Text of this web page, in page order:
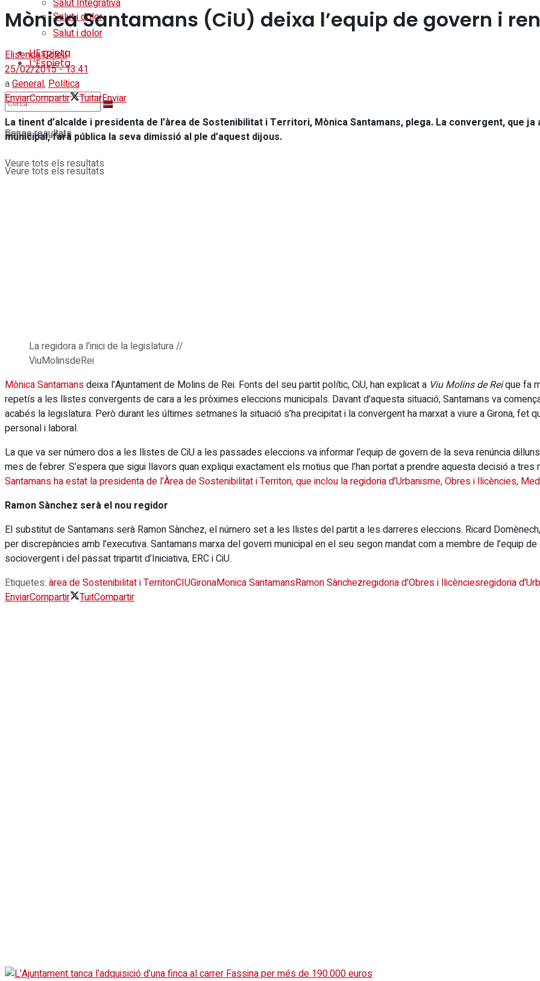
Salut i dolor
L’Espieta
Sense resultats
Veure tots els resultats
Salut Integrativa
Salut i dolor
L’Espieta
Sense resultats
Veure tots els resultats
Mònica Santamans (CiU) deixa l’equip de govern i
Elisenda Colell
25/02/2015 - 13:41
aGeneral,Política
EnviarCompartir TuitarEnviar
La tinent d’alcalde i presidenta de l’àrea de Sostenibilitat i Territori, Mònica Santamans, plega. La convergent, que
municipal, farà pública la seva dimissió al ple d’aquest dijous.
La regidora a l’inici de la legislatura //
ViuMolinsdeRei
Mònica Santamansdeixa l’Ajuntament de Molins de Rei. Fonts del seu partit polític, CiU, han explicat a Viu Molins de Reique fa
repetís a les llistes convergents de cara a les pròximes eleccions municipals. Davant d’aquesta situació, Santamans va
acabés la legislatura. Però durant les últimes setmanes la situació s’ha precipitat i la convergent ha marxat a viure a Girona, fet
personal i laboral.
La que va ser número dos a les llistes de CiU a les passades eleccions va informar l’equip de govern de la seva renúncia
mes de febrer. S’espera que sigui llavors quan expliqui exactament els motius que l’han portat a prendre aquesta decisió a
Santamans ha estat la presidenta de l’Àrea de Sostenibilitat i Territori, que inclou la regidoria d’Urbanisme, Obres i llicències,
Ramon Sànchez serà el nou regidor
El substitut de Santamans serà Ramon Sànchez, el número set a les llistes del partit a les darreres eleccions. Ricard
per discrepàncies amb l’executiva. Santamans marxa del govern municipal en el seu segon mandat com a membre de l’equip
sociovergent i del passat tripartit d’Iniciativa, ERC i CiU.
Etiquetes: àrea de Sostenibilitat i TerritoriCIUGironaMonica SantamansRamon Sànchezregidoria d'Obres i llicènciesregidoria
EnviarCompartir TuitCompartir